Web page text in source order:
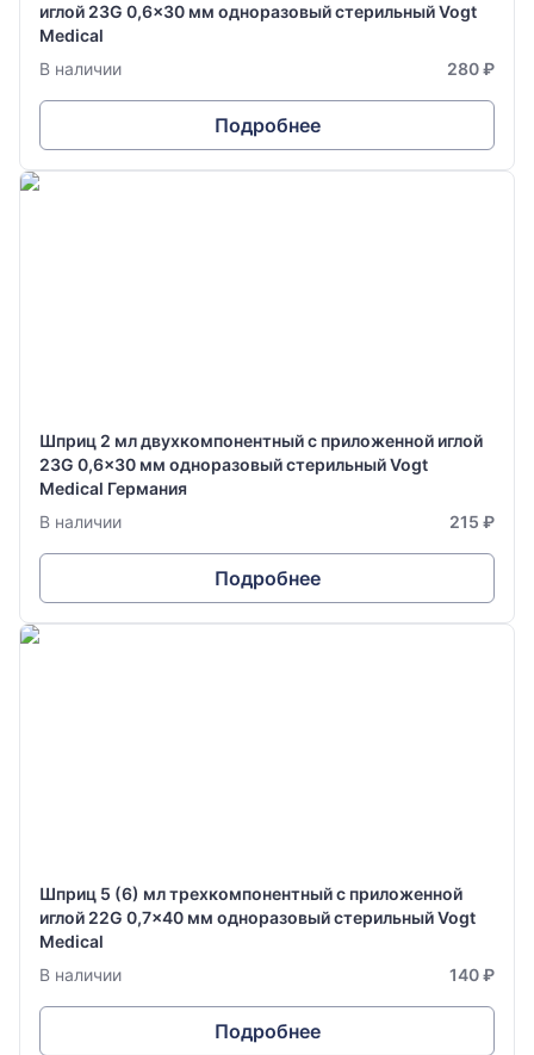
иглой 23G 0,6x30 мм одноразовый стерильный Vogt
Medical
В наличии
280 ₽
Подробнее
Шприц 2 мл двухкомпонентный с приложенной иглой
23G 0,6x30 мм одноразовый стерильный Vogt
Medical Германия
В наличии
215 ₽
Подробнее
Шприц 5 (6) мл трехкомпонентный с приложенной
иглой 22G 0,7x40 мм одноразовый стерильный Vogt
Medical
В наличии
140 ₽
Подробнее